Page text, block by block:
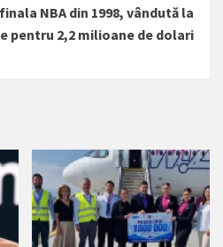
NBA din 1998, vândută la
pentru 2,2 milioane de dolari